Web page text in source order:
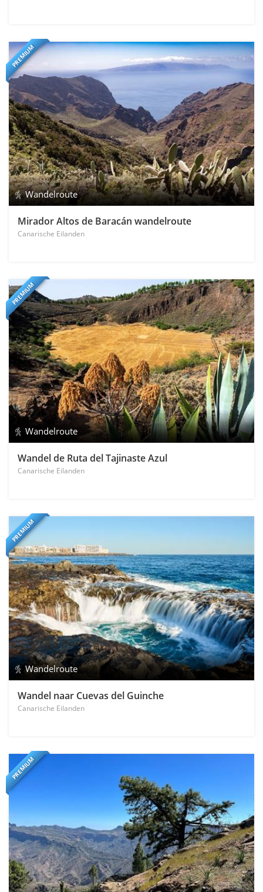
PREMIUM
Wandelroute
Mirador Altos de Baracán wandelroute
Canarische Eilanden
PREMIUM
Wandelroute
Wandel de Ruta del Tajinaste Azul
Canarische Eilanden
PREMIUM
Wandelroute
Wandel naar Cuevas del Guinche
Canarische Eilanden
PREMIUM